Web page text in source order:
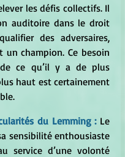
les défis collectifs. Il
auditoire dans le droit
des adversaires,
un champion. Ce besoin
ce qu’il y a de plus
haut est certainement
du Lemming :
Le
sensibilité enthousiaste
service d’une volonté